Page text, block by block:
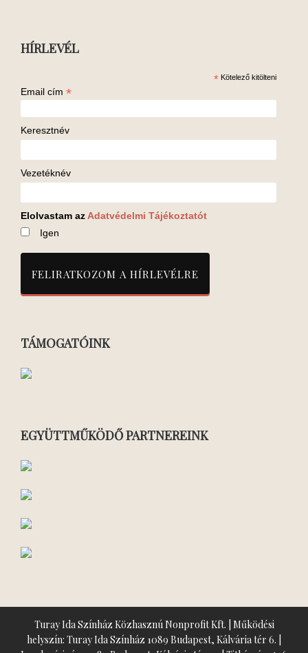
HÍRLEVÉL
* Kötelező kitölteni
Email cím *
Keresztnév
Vezetéknév
Elolvastam azAdatvédelmi Tájékoztatót
Igen
TÁMOGATÓINK
EGYÜTTMŰKÖDŐ PARTNEREINK
Turay Ida Színház Közhasznú Nonprofit Kft. | Működési
helyszín: Turay Ida Színház 1089 Budapest, Kálvária tér 6. |